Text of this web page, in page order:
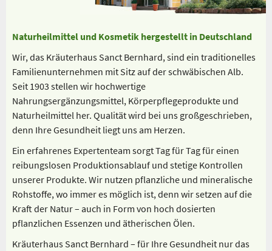
Naturheilmittel und Kosmetik hergestellt in Deutschland
Wir, das Kräuterhaus Sanct Bernhard, sind ein traditionelles
Familienunternehmen mit Sitz auf der schwäbischen Alb.
Seit 1903 stellen wir hochwertige
Nahrungsergänzungsmittel, Körperpflegeprodukte und
Naturheilmittel her. Qualität wird bei uns großgeschrieben,
denn Ihre Gesundheit liegt uns am Herzen.
Ein erfahrenes Expertenteam sorgt Tag für Tag für einen
reibungslosen Produktionsablauf und stetige Kontrollen
unserer Produkte. Wir nutzen pflanzliche und mineralische
Rohstoffe, wo immer es möglich ist, denn wir setzen auf die
Kraft der Natur – auch in Form von hoch dosierten
pflanzlichen Essenzen und ätherischen Ölen.
Kräuterhaus Sanct Bernhard – für Ihre Gesundheit nur das